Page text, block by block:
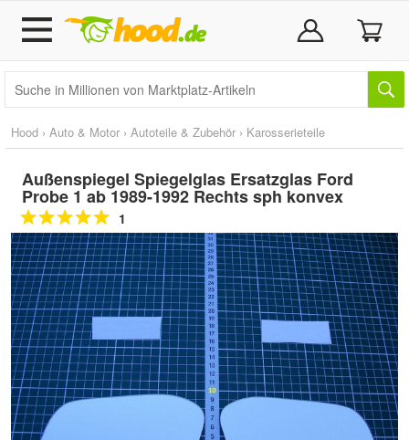
Hood › Auto & Motor › Autoteile & Zubehör › Karosserieteile
Außenspiegel Spiegelglas Ersatzglas Ford
Probe 1 ab 1989-1992 Rechts sph konvex
1